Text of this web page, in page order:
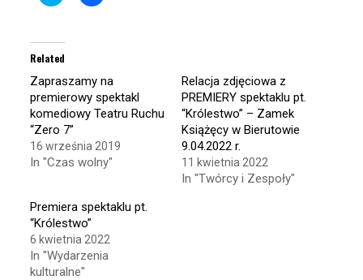
(Opens
in
new
window) window)
Related
Zapraszamy na
premierowy spektakl
komediowy Teatru Ruchu
“Zero 7”
16 września 2019
In "Czas wolny"
Relacja zdjęciowa z
PREMIERY spektaklu pt.
“Królestwo” – Zamek
Książęcy w Bierutowie
9.04.2022 r.
11 kwietnia 2022
In "Twórcy i Zespoły"
Premiera spektaklu pt.
“Królestwo”
6 kwietnia 2022
In "Wydarzenia
kulturalne"